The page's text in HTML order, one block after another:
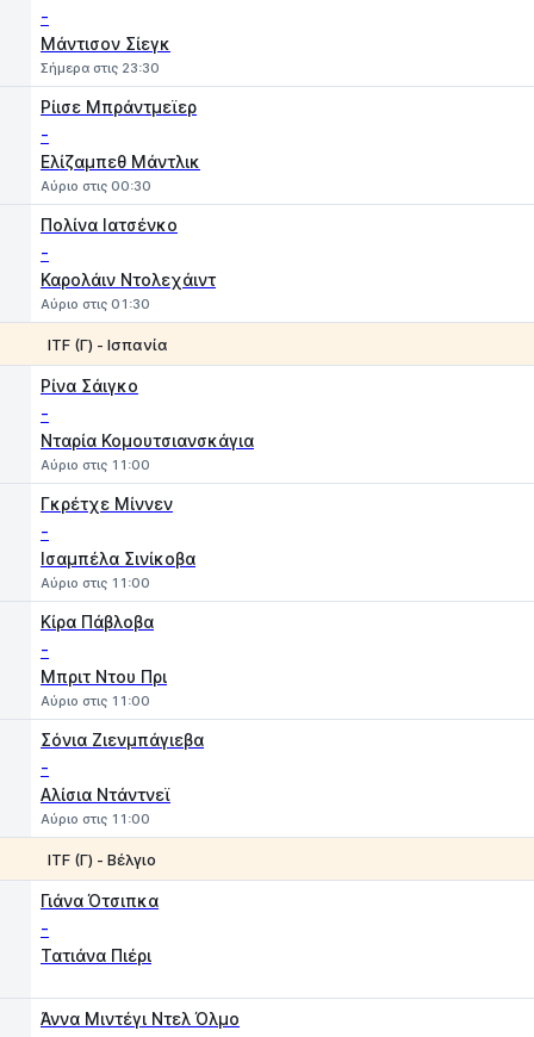
-
Μάντισον Σίεγκ
Σήμερα στις 23:30
Ρίισε Μπράντμεϊερ
-
Ελίζαμπεθ Μάντλικ
Αύριο στις 00:30
Πολίνα Ιατσένκο
-
Καρολάιν Ντολεχάιντ
Αύριο στις 01:30
ITF (Γ) - Ισπανία
Ρίνα Σάιγκο
-
Νταρία Κομουτσιανσκάγια
Αύριο στις 11:00
Γκρέτχε Μίννεν
-
Iσαμπέλα Σινίκοβα
Αύριο στις 11:00
Κίρα Πάβλοβα
-
Μπριτ Ντου Πρι
Αύριο στις 11:00
Σόνια Ζιενμπάγιεβα
-
Αλίσια Ντάντνεϊ
Αύριο στις 11:00
ITF (Γ) - Βέλγιο
Γιάνα Ότσιπκα
-
Τατιάνα Πιέρι
Άννα Μιντέγι Ντελ Όλμο